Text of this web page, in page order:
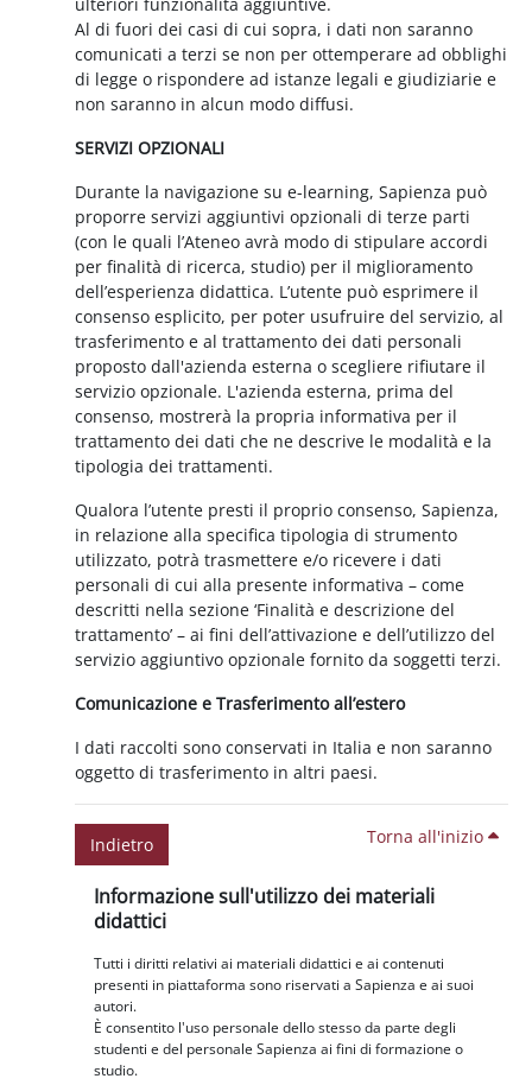
Al di fuori dei casi di cui sopra, i dati non saranno
comunicati a terzi se non per ottemperare ad obblighi
di legge o rispondere ad istanze legali e giudiziarie e
non saranno in alcun modo diffusi.
SERVIZI OPZIONALI
Durante la navigazione su e-learning, Sapienza può
proporre servizi aggiuntivi opzionali di terze parti
(con le quali l’Ateneo avrà modo di stipulare accordi
per finalità di ricerca, studio) per il miglioramento
dell’esperienza didattica. L’utente può esprimere il
consenso esplicito, per poter usufruire del servizio, al
trasferimento e al trattamento dei dati personali
proposto dall'azienda esterna o scegliere rifiutare il
servizio opzionale. L'azienda esterna, prima del
consenso, mostrerà la propria informativa per il
trattamento dei dati che ne descrive le modalità e la
tipologia dei trattamenti.
Qualora l’utente presti il proprio consenso, Sapienza,
in relazione alla specifica tipologia di strumento
utilizzato, potrà trasmettere e/o ricevere i dati
personali di cui alla presente informativa – come
descritti nella sezione ‘Finalità e descrizione del
trattamento’ – ai fini dell’attivazione e dell’utilizzo del
servizio aggiuntivo opzionale fornito da soggetti terzi.
Comunicazione e Trasferimento all’estero
I dati raccolti sono conservati in Italia e non saranno
oggetto di trasferimento in altri paesi.
Indietro Torna all'inizio
Blocchi
Informazione sull'utilizzo dei materiali
didattici
Tutti i diritti relativi ai materiali didattici e ai contenuti
presenti in piattaforma sono riservati a Sapienza e ai suoi
autori.
È consentito l'uso personale dello stesso da parte degli
studenti e del personale Sapienza ai fini di formazione o
studio.